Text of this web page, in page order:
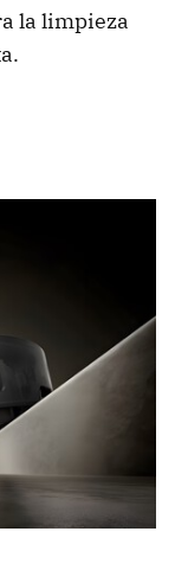
la limpieza